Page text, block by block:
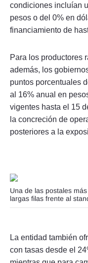
condiciones incluían
pesos o del 0% en
financiamiento de
Para los productores
además, los
puntos porcentuales
al 16% anual en
vigentes hasta el 15
la concreción de
posteriores a la
Una de las postales
largas filas frente al
La entidad también
con tasas desde el